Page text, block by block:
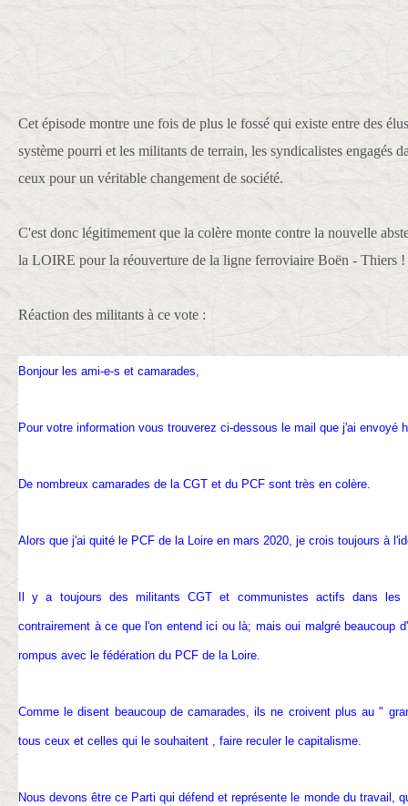
Cet épisode montre une fois de plus le fossé qui existe entre des
système pourri et les militants de terrain, les syndicalistes engagés
ceux pour un véritable changement de société.
C'est donc légitimement que la colère monte contre la nouvelle
la LOIRE pour la réouverture de la ligne ferroviaire Boën - Thiers !
Réaction des militants à ce vote :
Bonjour les ami-e-s et camarades,
Pour votre information vous trouverez ci-dessous le mail que j'ai envoyé
De nombreux camarades de la CGT et du PCF sont très en colère.
Alors que j'ai quité le PCF de la Loire en mars 2020, je crois toujours à
Il y a toujours des militants CGT et communistes actifs dans les
contrairement à ce que l'on entend ici ou là; mais oui malgré beaucoup
rompus avec le fédération du PCF de la Loire.
Comme le disent beaucoup de camarades, ils ne croivent plus au "
tous ceux et celles qui le souhaitent , faire reculer le capitalisme.
Nous devons être ce Parti qui défend et représente le monde du travail,